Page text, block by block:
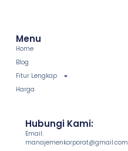
Menu
Home
Blog
Fitur Lengkap
Harga
Hubungi Kami:
Email:
manajemenkorporat@gmail.com